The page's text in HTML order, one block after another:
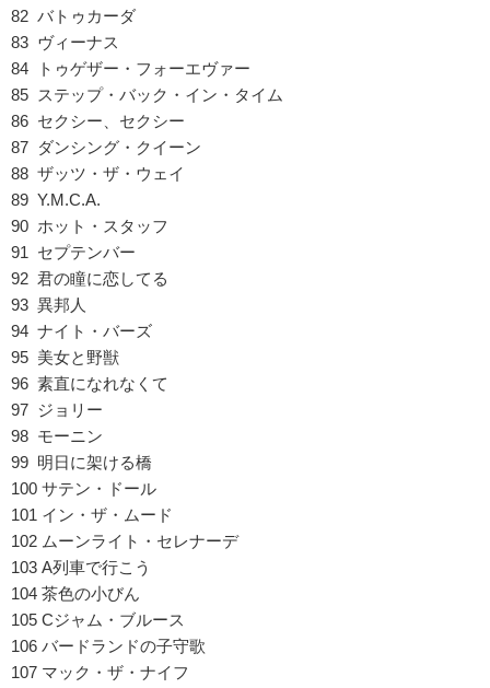
82 バトゥカーダ
83 ヴィーナス
84 トゥゲザー・フォーエヴァー
85 ステップ・バック・イン・タイム
86 セクシー、セクシー
87 ダンシング・クイーン
88 ザッツ・ザ・ウェイ
89 Y.M.C.A.
90 ホット・スタッフ
91 セプテンバー
92 君の瞳に恋してる
93 異邦人
94 ナイト・バーズ
95 美女と野獣
96 素直になれなくて
97 ジョリー
98 モーニン
99 明日に架ける橋
100 サテン・ドール
101 イン・ザ・ムード
102 ムーンライト・セレナーデ
103 A列車で行こう
104 茶色の小びん
105 Cジャム・ブルース
106 バードランドの子守歌
107 マック・ザ・ナイフ